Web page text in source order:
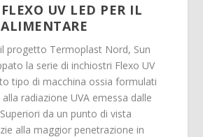
UV LED PER IL
progetto Termoplast Nord, Sun
la serie di inchiostri Flexo UV
tipo di macchina ossia formulati
radiazione UVA emessa dalle
da un punto di vista
alla maggior penetrazione in